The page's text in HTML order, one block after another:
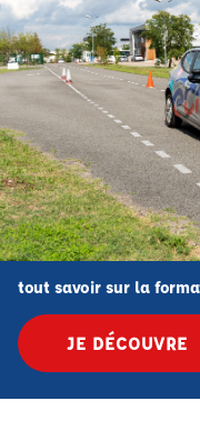
tout savoir sur la
JE DÉCOUVRE